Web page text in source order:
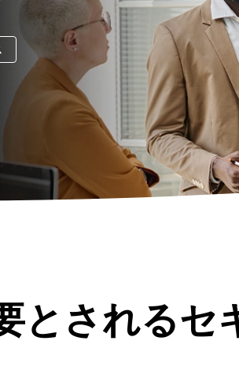
とされるセ